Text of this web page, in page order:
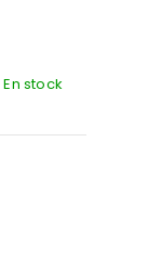
En stock